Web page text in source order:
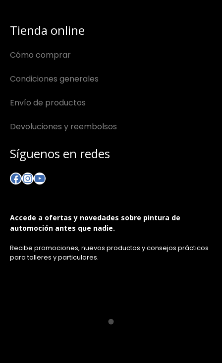
Tienda online
Cómo comprar
Condiciones generales
Envío de productos
Devoluciones y reembolsos
Síguenos en redes
Facebook
Instagram
YouTube
Accede a ofertas y novedades sobre pintura de
automoción antes que nadie.
Recibe promociones, nuevos productos y consejos prácticos
para talleres y particulares.